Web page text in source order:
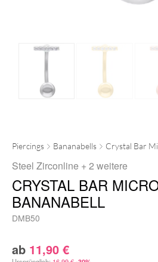
Piercings Bananabells Crystal Bar
Steel Zirconline + 2 weitere
CRYSTAL BAR
BANANABELL
DMB50
ab 11,90 €